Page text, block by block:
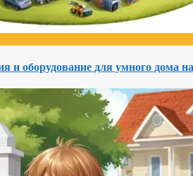
и оборудование для умного дома